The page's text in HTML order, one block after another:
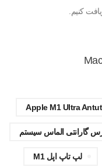
کنیم.
Apple M1 Ultra
گارانتی الماس سیستم
لپ تاپ اپل M1